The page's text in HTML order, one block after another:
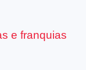
e franquias